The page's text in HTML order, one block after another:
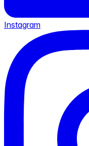
Instagram